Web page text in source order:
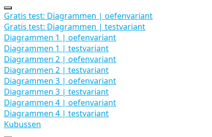
Uitbreiden
Diagrammen
Gratis test: Diagrammen | oefenvariant
Gratis test: Diagrammen | testvariant
Diagrammen 1 | oefenvariant
Diagrammen 1 | testvariant
Diagrammen 2 | oefenvariant
Diagrammen 2 | testvariant
Diagrammen 3 | oefenvariant
Diagrammen 3 | testvariant
Diagrammen 4 | oefenvariant
Diagrammen 4 | testvariant
Kubussen